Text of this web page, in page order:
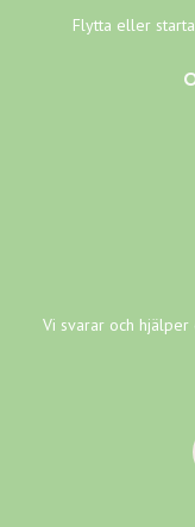
Flytta eller
Vi svarar och